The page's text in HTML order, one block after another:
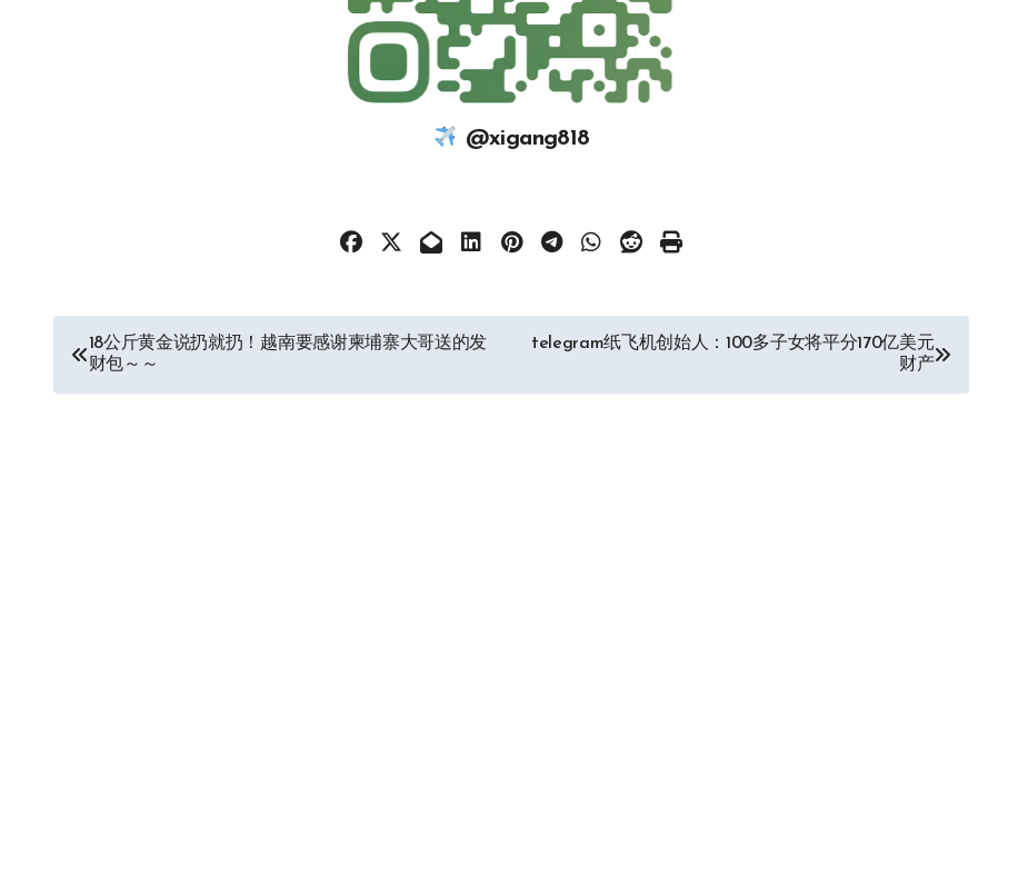
@xigang818
文
章
18公斤黄金说扔就扔！越南要感谢柬埔寨大哥送的发
财包～～
telegram纸飞机创始人：100多子女将平分170亿美元
财产